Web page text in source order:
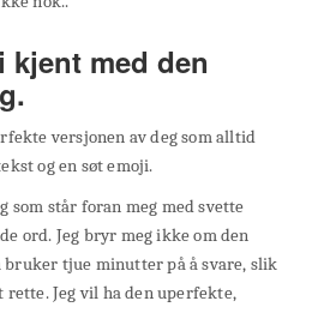
kjent med den
versjonen av deg som alltid
og en søt emoji.
som står foran meg med svette
ord. Jeg bryr meg ikke om den
bruker tjue minutter på å svare, slik
Jeg vil ha den uperfekte,